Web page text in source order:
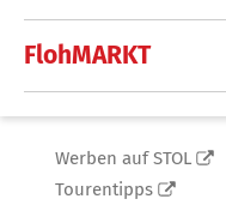
FlohMARKT
Werben auf STOL
Tourentipps